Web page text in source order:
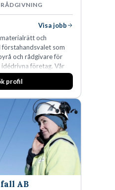
RÅDGIVNING
Visa jobb
och
som
och rådgivare för
företag. Vår
har gett oss en
Våra klienter väljer
profil
AB